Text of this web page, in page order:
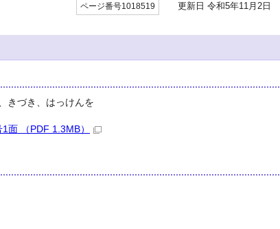
ページ番号1018519 更新日 令和5年11月2日
きづき、はっけんを
面 （PDF 1.3MB）